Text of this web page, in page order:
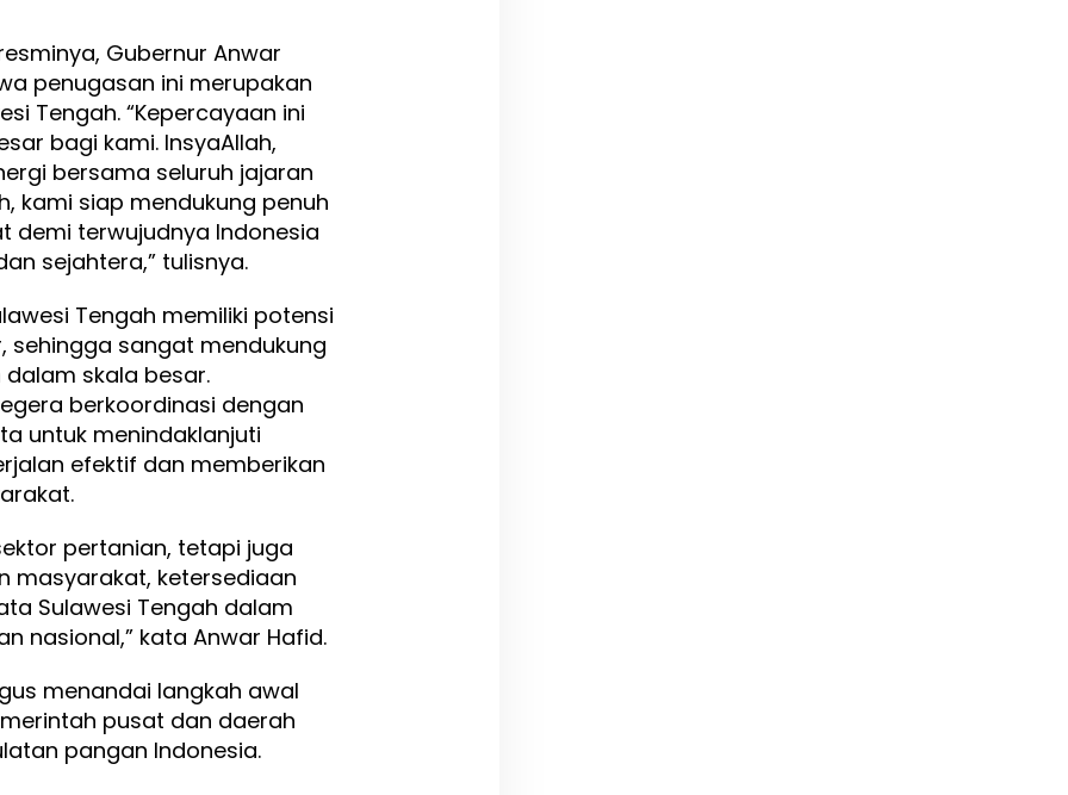
Gubernur Anwar
penugasan ini merupakan
Tengah. “Kepercayaan ini
bagi kami. InsyaAllah,
bersama seluruh jajaran
kami siap mendukung penuh
demi terwujudnya Indonesia
sejahtera,” tulisnya.
Tengah memiliki potensi
sehingga sangat mendukung
skala besar.
berkoordinasi dengan
untuk menindaklanjuti
efektif dan memberikan
pertanian, tetapi juga
masyarakat, ketersediaan
Sulawesi Tengah dalam
nasional,” kata Anwar Hafid.
menandai langkah awal
pusat dan daerah
pangan Indonesia.